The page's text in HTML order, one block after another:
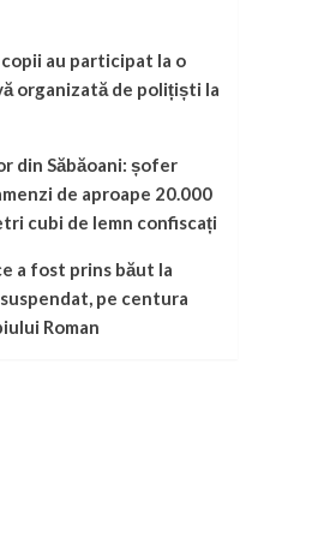
au participat la o
organizată de polițiști la
din Săbăoani: șofer
de aproape 20.000
cubi de lemn confiscați
a fost prins băut la
pe centura
Roman